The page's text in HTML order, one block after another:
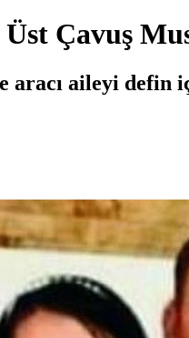
Çavuş
aracı aileyi defin